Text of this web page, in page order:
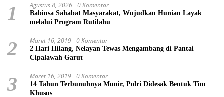
1 Agustus 8, 2026 0 Komentar
Babinsa Sahabat Masyarakat, Wujudkan Hunian Layak
melalui Program Rutilahu
2 Maret 16, 2019 0 Komentar
2 Hari Hilang, Nelayan Tewas Mengambang di Pantai
Cipalawah Garut
3 Maret 16, 2019 0 Komentar
14 Tahun Terbunuhnya Munir, Polri Didesak Bentuk Tim
Khusus